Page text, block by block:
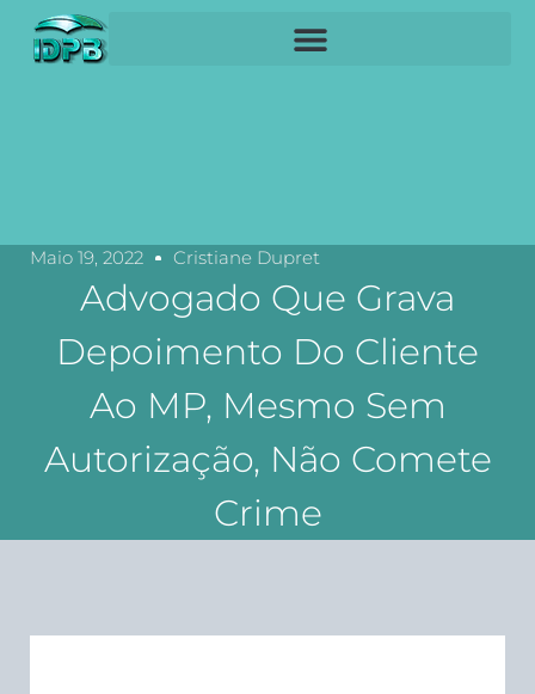
Maio 19, 2022 Cristiane Dupret
Advogado Que Grava
Depoimento Do Cliente
Ao MP, Mesmo Sem
Autorização, Não Comete
Crime